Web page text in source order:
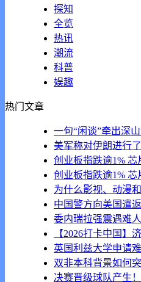
探知
全览
热讯
潮流
科普
娱趣
热门文章
一句“闲谈”牵出深
美军称对伊朗进行
创业板指跌逾1%
创业板指跌逾1%
为什么影视、动漫
中国警方向美国遣
委内瑞拉强震遇难
【2026打卡中国】
英国利兹大学申请
双非本科背景如何
决赛晋级球队产生